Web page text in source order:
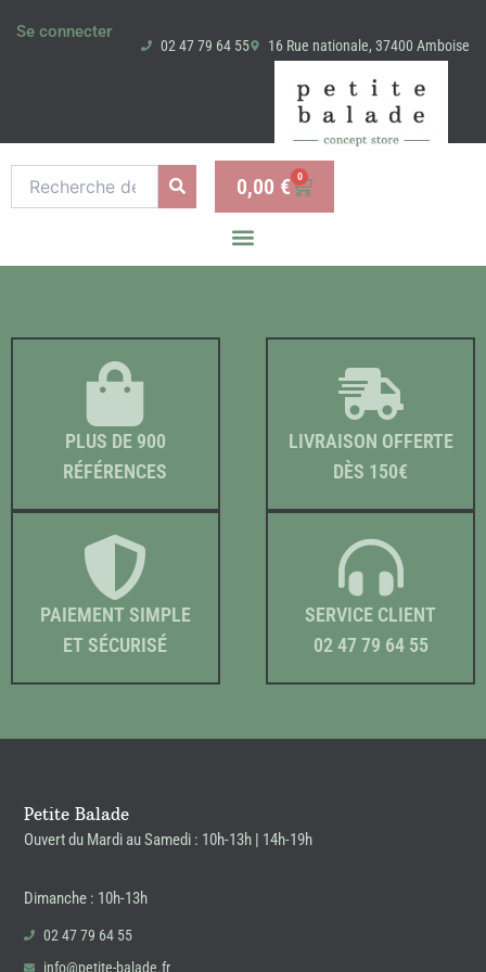
Se connecter
02 47 79 64 55 16 Rue nationale, 37400 Amboise
pour :
0,00 € 0
Panier
PLUS DE 900
RÉFÉRENCES
LIVRAISON OFFERTE
DÈS 150€
PAIEMENT SIMPLE
ET SÉCURISÉ
SERVICE CLIENT
02 47 79 64 55
Petite Balade
Ouvert du Mardi au Samedi : 10h-13h | 14h-19h
Dimanche : 10h-13h
02 47 79 64 55
info@petite-balade.fr